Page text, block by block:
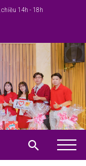
chiều 14h - 18h